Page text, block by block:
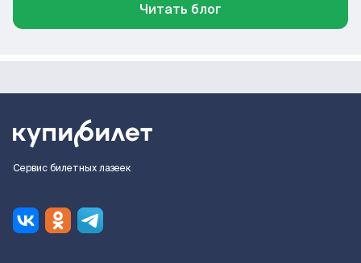
Читать блог
Сервис билетных лазеек